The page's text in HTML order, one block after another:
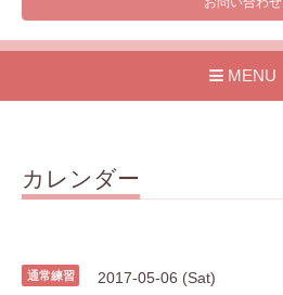
MENU
カレンダー
通常練習 2017-05-06 (Sat)